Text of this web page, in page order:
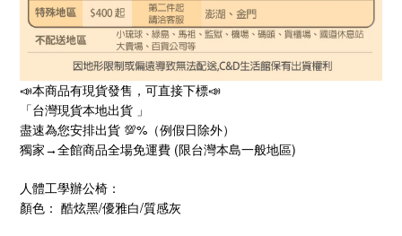
📣本商品有現貨發售，可直接下標📣
「台灣現貨本地出貨 」
盡速為您安排出貨 💯% （例假日除外）
獨家 → 全館商品全場免運費 ( 限台灣本島一般地區)
人體工學辦公椅：
顏色： 酷炫黑/優雅白/質感灰